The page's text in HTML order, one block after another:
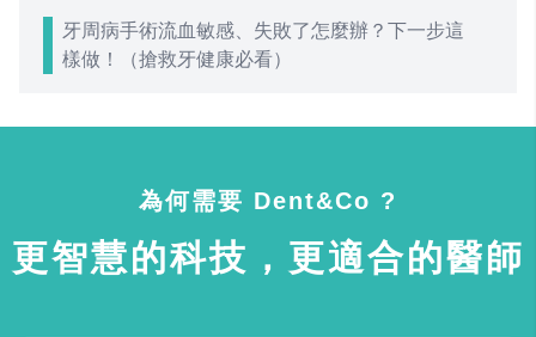
牙周病手術流血敏感、失敗了怎麼辦？下一步這
樣做！（搶救牙健康必看）
為何需要 Dent&Co ?
更智慧的科技，更適合的醫師